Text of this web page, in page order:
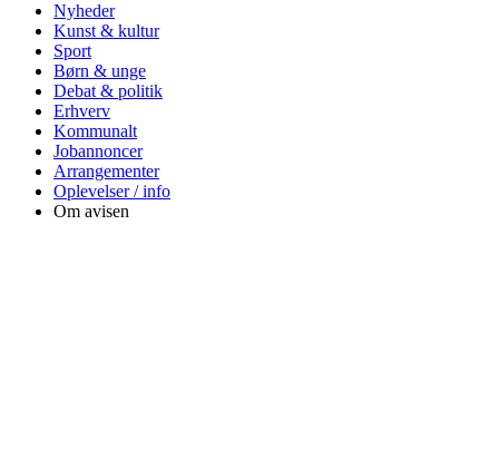
Nyheder
Kunst & kultur
Sport
Børn & unge
Debat & politik
Erhverv
Kommunalt
Jobannoncer
Arrangementer
Oplevelser / info
Om avisen